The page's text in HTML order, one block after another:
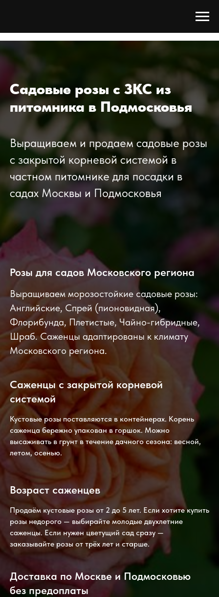
Садовые розы с ЗКС из
питомника в Подмосковья
Выращиваем и продаем садовые розы
с закрытой корневой системой в
частном питомнике для посадки в
садах Москвы и Подмосковья
Розы для садов Московского региона
Выращиваем морозостойкие садовые розы:
Английские, Спрей (пионовидная),
Флорибунда, Плетистые, Чайно-гибридные,
Шраб. Саженцы адаптированы к климату
Московского региона.
Саженцы с закрытой корневой
системой
Кустовые розы поставляются в контейнерах. Корень
саженца бережно упакован в горшок. Можно
высаживать в грунт в течение дачного сезона: весной,
летом, осенью.
Возраст саженцев
Продаём кустовые розы от 2 до 5 лет. Если хотите купить
розы недорого — выбирайте молодые двухлетние
саженцы. Если нужен цветущий сад сразу —
заказывайте розы от трёх лет и старше.
Доставка по Москве и Подмосковью
без предоплаты